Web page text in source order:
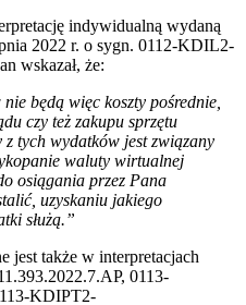
indywidualną wydaną
2022 r. o sygn. 0112-KDIL2-
wskazał, że:
będą więc koszty pośrednie,
czy też zakupu sprzętu
tych wydatków jest związany
waluty wirtualnej
osiągania przez Pana
uzyskaniu jakiego
służą.”
jest także w interpretacjach
0113-
KDIPT2-